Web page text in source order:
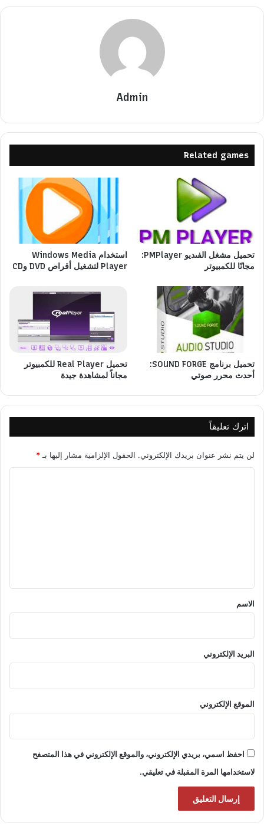
Admin
Related games
تحميل مشغل الفىديو PMPlayer:
مجانًا للكمبيوتر
استخدام Windows Media
Player لتشغيل أقراص DVD وCD
تحميل برنامج SOUND FORGE:
أحدث محرر صوتي
تحميل Real Player للكمبيوتر
مجاناً لمشاهدة جيدة
اترك تعليقاً
لن يتم نشر عنوان بريدك الإلكتروني. الحقول الإلزامية مشار إليها بـ *
*
الاسم
البريد الإلكتروني
الموقع الإلكتروني
احفظ اسمي، بريدي الإلكتروني، والموقع الإلكتروني في هذا المتصفح
لاستخدامها المرة المقبلة في تعليقي.